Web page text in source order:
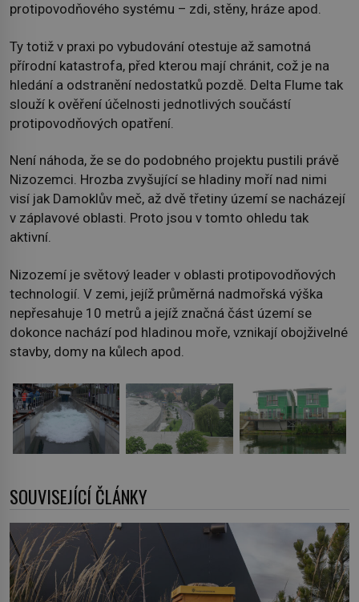
protipovodňového systému – zdi, stěny, hráze apod.
Ty totiž v praxi po vybudování otestuje až samotná
přírodní katastrofa, před kterou mají chránit, což je na
hledání a odstranění nedostatků pozdě. Delta Flume tak
slouží k ověření účelnosti jednotlivých součástí
protipovodňových opatření.
Není náhoda, že se do podobného projektu pustili právě
Nizozemci. Hrozba zvyšující se hladiny moří nad nimi
visí jak Damoklův meč, až dvě třetiny území se nacházejí
v záplavové oblasti. Proto jsou v tomto ohledu tak
aktivní.
Nizozemí je světový leader v oblasti protipovodňových
technologií. V zemi, jejíž průměrná nadmořská výška
nepřesahuje 10 metrů a jejíž značná část území se
dokonce nachází pod hladinou moře, vznikají obojživelné
stavby, domy na kůlech apod.
SOUVISEJÍCÍ ČLÁNKY